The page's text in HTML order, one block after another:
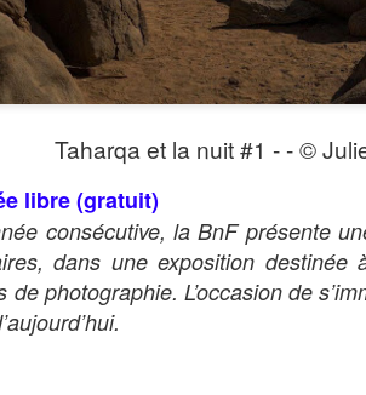
Taharqa et la nuit #1 - - ©
libre (gratuit)
consécutive, la BnF présente
dans une exposition destinée
photographie. L’occasion de